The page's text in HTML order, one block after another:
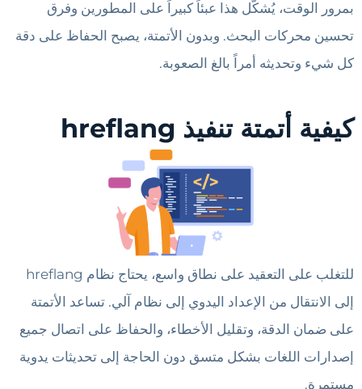
بمرور الوقت، يُشكّل هذا عبئاً كبيراً على المطورين وفرق
تحسين محركات البحث. وبدون الأتمتة، يصبح الحفاظ على دقة
كل شيء وتحديثه أمراً بالغ الصعوبة.
كيفية أتمتة تنفيذ hreflang
للتغلب على التعقيد على نطاق واسع، يحتاج نظام hreflang
إلى الانتقال من الإعداد اليدوي إلى نظام آلي. تساعد الأتمتة
على ضمان الدقة، وتقليل الأخطاء، والحفاظ على اتصال جميع
إصدارات اللغات بشكل متسق دون الحاجة إلى تحديثات يدوية
مستمرة.